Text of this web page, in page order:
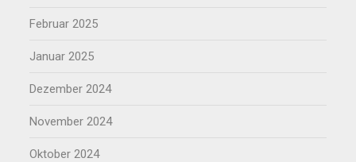
Februar 2025
Januar 2025
Dezember 2024
November 2024
Oktober 2024